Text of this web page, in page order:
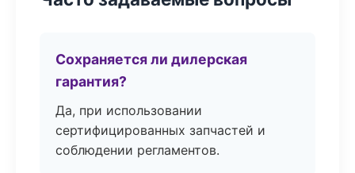
Сохраняется ли дилерская
гарантия?
Да, при использовании
сертифицированных запчастей и
соблюдении регламентов.